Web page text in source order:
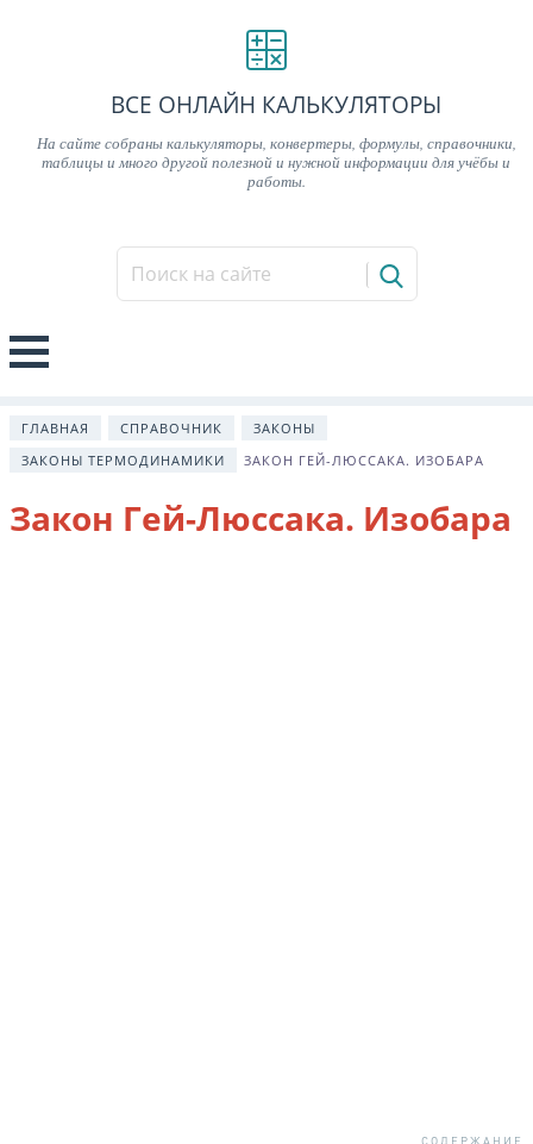
ВСЕ ОНЛАЙН КАЛЬКУЛЯТОРЫ
На сайте собраны калькуляторы, конвертеры, формулы, справочники,
таблицы и много другой полезной и нужной информации для учёбы и
работы.
ГЛАВНАЯ СПРАВОЧНИК
ЗАКОНЫ
ЗАКОНЫ ТЕРМОДИНАМИКИ
ЗАКОН ГЕЙ-ЛЮССАКА. ИЗОБАРА
Закон Гей-Люссака. Изобара